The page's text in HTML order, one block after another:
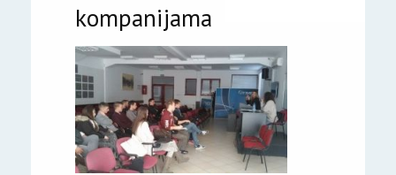
kompanijama